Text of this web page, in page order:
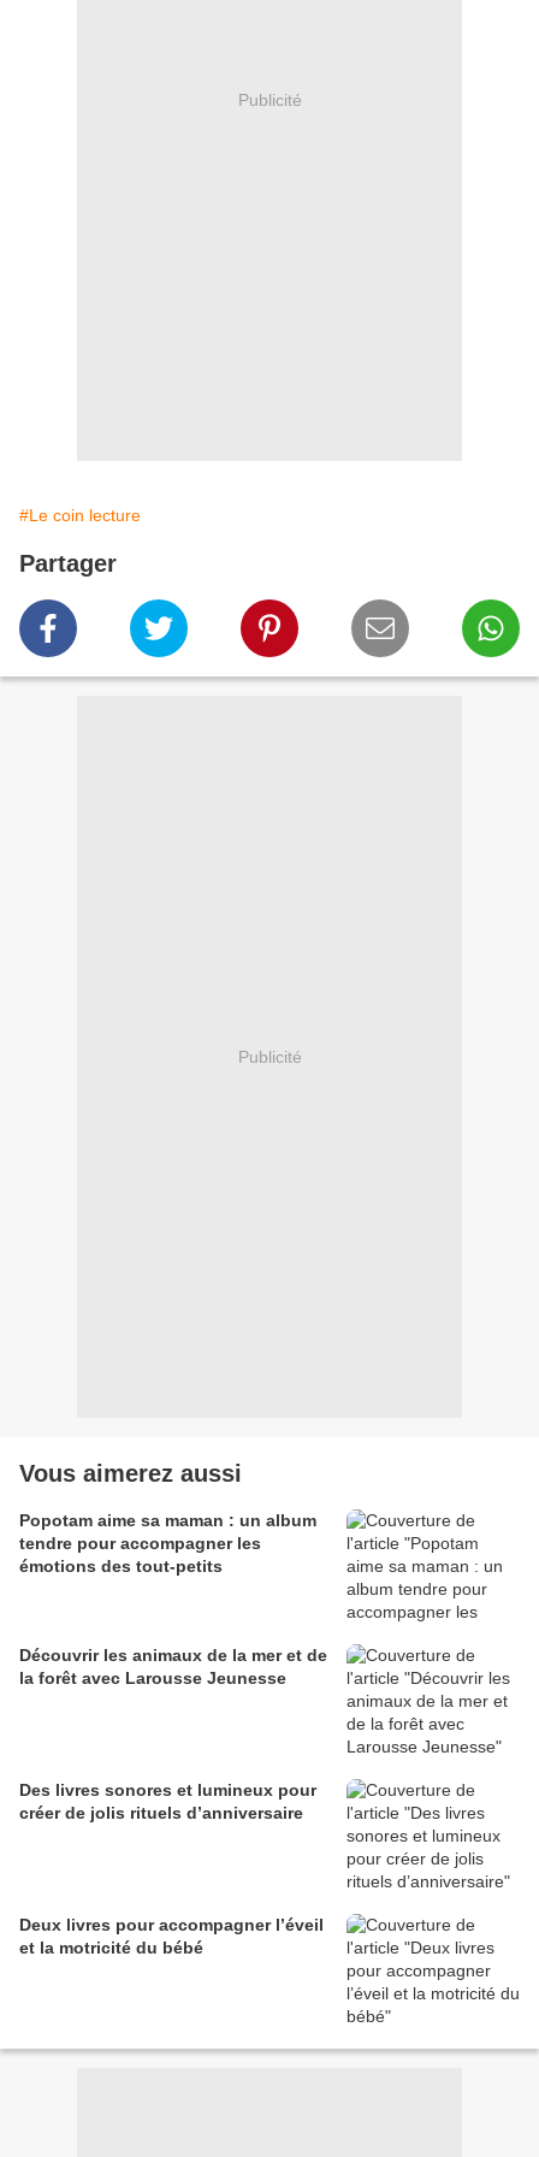
Publicité
#Le coin lecture
Partager
Publicité
Vous aimerez aussi
Popotam aime sa maman : un album
tendre pour accompagner les
émotions des tout-petits
Découvrir les animaux de la mer et de
la forêt avec Larousse Jeunesse
Des livres sonores et lumineux pour
créer de jolis rituels d’anniversaire
Deux livres pour accompagner l’éveil
et la motricité du bébé